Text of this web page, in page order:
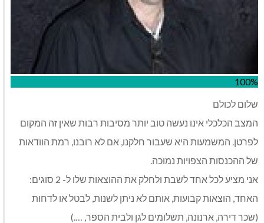
100%
שלום לכולם
המצב הכלכלי אינו נעשה טוב יותר מסיבות רבות שאין זה המקום
לפרטן. המשמעות היא שעבור חלקנו, אם לא רובנו, רמת הוודאות
של ההכנסות הצפויות נמוכה.
אני מציע לכל אחד לשבת ולחלק את ההוצאות שלו ל- 2 סוגים:
האחד, הוצאות קבועות, אותם לא ניתן לשנות, לבטל או לדחות
(שכר דירה, ארנונה, תשלומים לגן ולבית הספר, ….)